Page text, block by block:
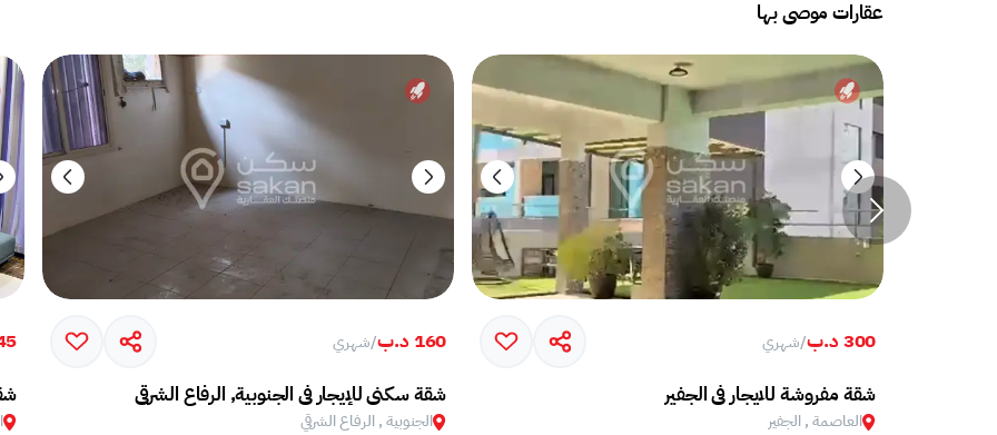
عقارات موصى بها
300 د.ب /شهري
شقة مفروشة للايجار في الجفير
العاصمة , الجفير
160 د.ب /شهري
شقة سكني للإيجار في الجنوبية, الرفاع الشرقي
الجنوبية , الرفاع الشرقي
45